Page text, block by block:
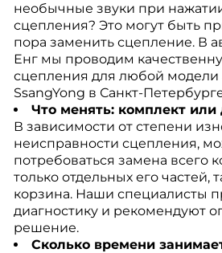
необычные звуки при
сцепления? Это могут быть
пора заменить сцепление. В
Енг мы проводим
сцепления для любой модели
SsangYong в Санкт-
Что менять: комплект или
В зависимости от степени
неисправности сцепления,
потребоваться замена всего
только отдельных его частей,
корзина. Наши специалисты
диагностику и рекомендуют
решение.
Сколько времени